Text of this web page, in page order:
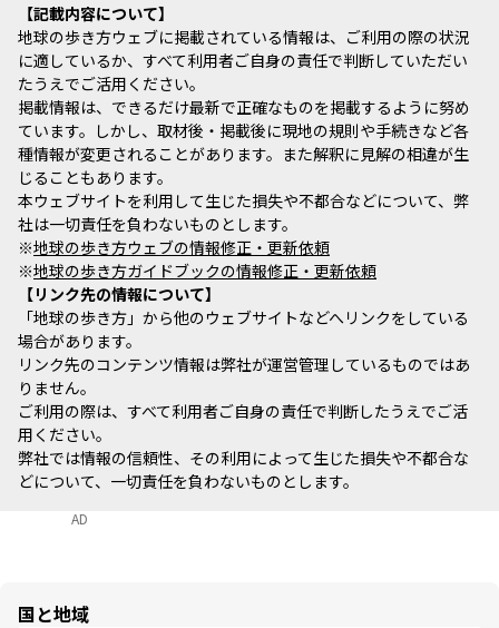
記載内容について
地球の歩き方ウェブに掲載されている情報は、ご利用の際の状況
に適しているか、すべて利用者ご自身の責任で判断していただい
たうえでご活用ください。
掲載情報は、できるだけ最新で正確なものを掲載するように努め
ています。しかし、取材後・掲載後に現地の規則や手続きなど各
種情報が変更されることがあります。また解釈に見解の相違が生
じることもあります。
本ウェブサイトを利用して生じた損失や不都合などについて、弊
社は一切責任を負わないものとします。
※地球の歩き方ウェブの情報修正・更新依頼
※地球の歩き方ガイドブックの情報修正・更新依頼
リンク先の情報について
「地球の歩き方」から他のウェブサイトなどへリンクをしている
場合があります。
リンク先のコンテンツ情報は弊社が運営管理しているものではあ
りません。
ご利用の際は、すべて利用者ご自身の責任で判断したうえでご活
用ください。
弊社では情報の信頼性、その利用によって生じた損失や不都合な
どについて、一切責任を負わないものとします。
AD
国と地域